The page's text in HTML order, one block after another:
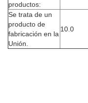
productos:
Se trata de un
producto de
fabricación en la
Unión.
10.0